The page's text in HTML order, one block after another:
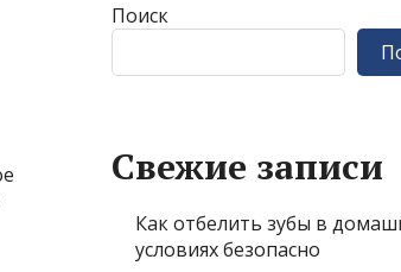
Поиск
Свежие записи
Как отбелить зубы в
условиях безопасно